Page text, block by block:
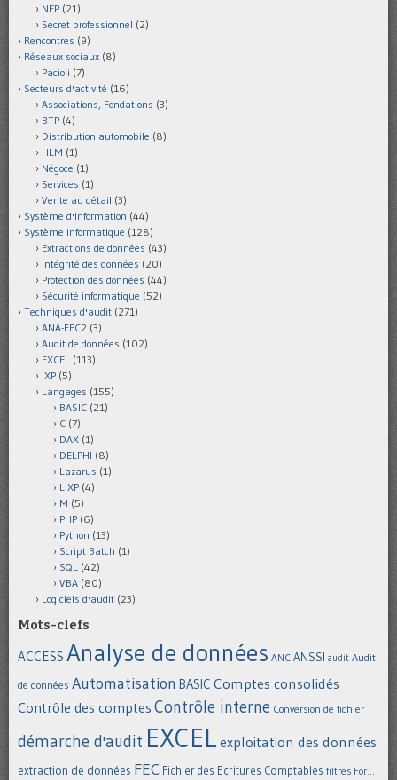
NEP (21)
Secret professionnel (2)
Rencontres (9)
Réseaux sociaux (8)
Pacioli (7)
Secteurs d'activité (16)
Associations, Fondations (3)
BTP (4)
Distribution automobile (8)
HLM (1)
Négoce (1)
Services (1)
Vente au détail (3)
Système d'information (44)
Système informatique (128)
Extractions de données (43)
Intégrité des données (20)
Protection des données (44)
Sécurité informatique (52)
Techniques d'audit (271)
ANA-FEC2 (3)
Audit de données (102)
EXCEL (113)
IXP (5)
Langages (155)
BASIC (21)
C (7)
DAX (1)
DELPHI (8)
Lazarus (1)
LIXP (4)
M (5)
PHP (6)
Python (13)
Script Batch (1)
SQL (42)
VBA (80)
Logiciels d'audit (23)
Mots-clefs
ACCESS Analyse de données ANC ANSSI audit Audit
de données Automatisation BASIC Comptes consolidés
Contrôle des comptes Contrôle interne Conversion de fichier
démarche d'audit EXCEL exploitation des données
extraction de données FEC Fichier des Ecritures Comptables filtres For...